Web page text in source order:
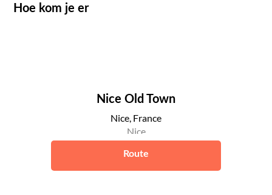
Hoe kom je er
Nice Old Town
Nice, France
Nice
Route